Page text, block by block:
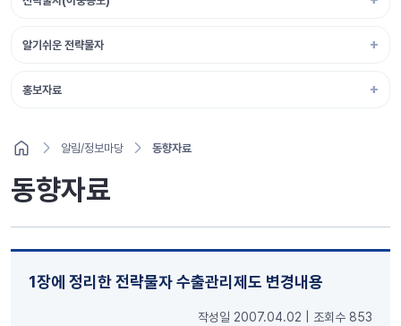
알기쉬운 전략물자
홍보자료
알림/정보마당 동향자료
동향자료
1장에 정리한 전략물자 수출관리제도 변경내용
작성일 2007.04.02 조회수 853